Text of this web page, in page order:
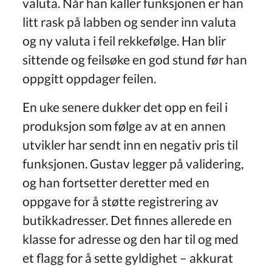
litt rask på labben og sender inn valuta
og ny valuta i feil rekkefølge. Han blir
sittende og feilsøke en god stund før han
oppgitt oppdager feilen.
En uke senere dukker det opp en feil i
produksjon som følge av at en annen
utvikler har sendt inn en negativ pris til
funksjonen. Gustav legger på validering,
og han fortsetter deretter med en
oppgave for å støtte registrering av
butikkadresser. Det finnes allerede en
klasse for adresse og den har til og med
et flagg for å sette gyldighet – akkurat